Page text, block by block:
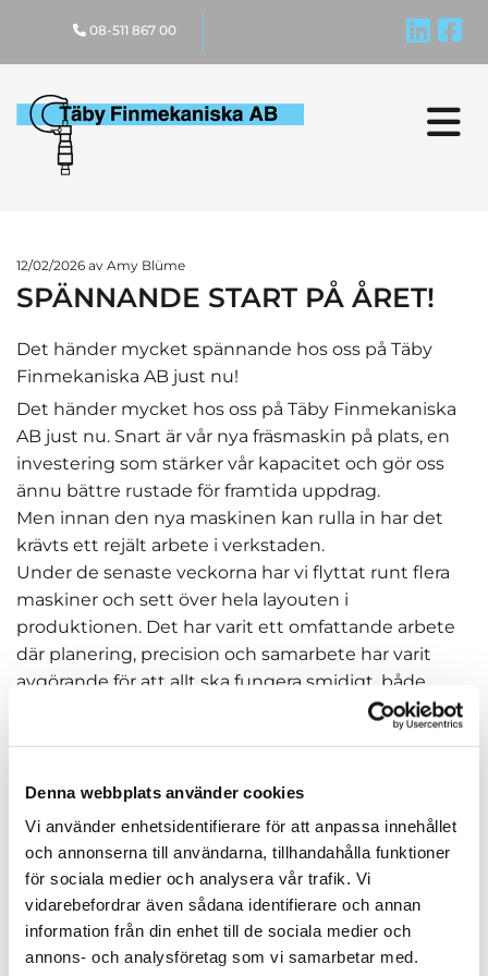
Denna webbplats använder cookies
Vi använder enhetsidentifierare för att anpassa innehållet
och annonserna till användarna, tillhandahålla funktioner
för sociala medier och analysera vår trafik. Vi
vidarebefordrar även sådana identifierare och annan
information från din enhet till de sociala medier och
annons- och analysföretag som vi samarbetar med.
 08-511 867 00  
12/02/2026 av Amy Blüme
SPÄNNANDE START PÅ ÅRET!
Det händer mycket spännande hos oss på Täby
Finmekaniska AB just nu!
Det händer mycket hos oss på Täby Finmekaniska
AB just nu. Snart är vår nya fräsmaskin på plats, en
investering som stärker vår kapacitet och gör oss
ännu bättre rustade för framtida uppdrag.
Men innan den nya maskinen kan rulla in har det
krävts ett rejält arbete i verkstaden.
Under de senaste veckorna har vi flyttat runt flera
maskiner och sett över hela layouten i
produktionen. Det har varit ett omfattande arbete
där planering, precision och samarbete har varit
avgörande för att allt ska fungera smidigt, både
Vid flytten av maskinerna har vi tagit hjälp av
säkerställt att arbetet genomförts tryggt och
effektivt.
Parallellt med detta har TLAB ansvarat för elarbetet i
samband med omstruktureringen. Anpassningar
och nyinstallationer har genomförts för att möta
kraven från den nya maskinen och säkerställa en
driftsäker och framtidssäkrad lösning.